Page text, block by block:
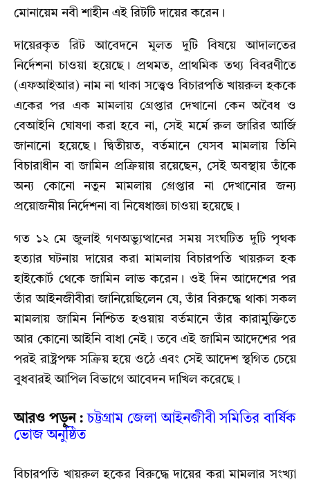
মোনায়েম নবী শাহীন এই রিটটি দায়ের করেন।
দায়েরকৃত রিট আবেদনে মূলত দুটি বিষয়ে আদালতের
নির্দেশনা চাওয়া হয়েছে। প্রথমত, প্রাথমিক তথ্য বিবরণীতে
(এফআইআর) নাম না থাকা সত্ত্বেও বিচারপতি খায়রুল হককে
একের পর এক মামলায় গ্রেপ্তার দেখানো কেন অবৈধ ও
বেআইনি ঘোষণা করা হবে না, সেই মর্মে রুল জারির আর্জি
জানানো হয়েছে। দ্বিতীয়ত, বর্তমানে যেসব মামলায় তিনি
বিচারাধীন বা জামিন প্রক্রিয়ায় রয়েছেন, সেই অবস্থায় তাঁকে
অন্য কোনো নতুন মামলায় গ্রেপ্তার না দেখানোর জন্য
প্রয়োজনীয় নির্দেশনা বা নিষেধাজ্ঞা চাওয়া হয়েছে।
গত ১২ মে জুলাই গণঅভ্যুত্থানের সময় সংঘটিত দুটি পৃথক
হত্যার ঘটনায় দায়ের করা মামলায় বিচারপতি খায়রুল হক
হাইকোর্ট থেকে জামিন লাভ করেন। ওই দিন আদেশের পর
তাঁর আইনজীবীরা জানিয়েছিলেন যে, তাঁর বিরুদ্ধে থাকা সকল
মামলায় জামিন নিশ্চিত হওয়ায় বর্তমানে তাঁর কারামুক্তিতে
আর কোনো আইনি বাধা নেই। তবে এই জামিন আদেশের পর
পরই রাষ্ট্রপক্ষ সক্রিয় হয়ে ওঠে এবং সেই আদেশ স্থগিত চেয়ে
বুধবারই আপিল বিভাগে আবেদন দাখিল করেছে।
আরও পড়ুন : চট্টগ্রাম জেলা আইনজীবী সমিতির বার্ষিক
ভোজ অনুষ্ঠিত
বিচারপতি খায়রুল হকের বিরুদ্ধে দায়ের করা মামলার সংখ্যা